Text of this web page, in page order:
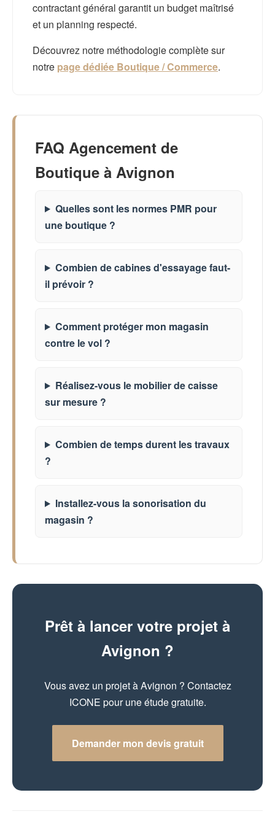
contractant général garantit un budget maîtrisé
et un planning respecté.
Découvrez notre méthodologie complète sur
notre page dédiée Boutique / Commerce.
FAQ Agencement de
Boutique à Avignon
Quelles sont les normes PMR pour
une boutique ?
Combien de cabines d'essayage faut-
il prévoir ?
Comment protéger mon magasin
contre le vol ?
Réalisez-vous le mobilier de caisse
sur mesure ?
Combien de temps durent les travaux
?
Installez-vous la sonorisation du
magasin ?
Prêt à lancer votre projet à
Avignon ?
Vous avez un projet à Avignon ? Contactez
ICONE pour une étude gratuite.
Demander mon devis gratuit